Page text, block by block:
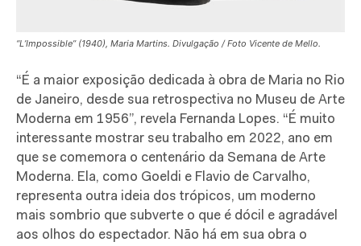
“L’Impossible” (1940), Maria Martins. Divulgação / Foto Vicente de Mello.
“É a maior exposição dedicada à obra de Maria no Rio
de Janeiro, desde sua retrospectiva no Museu de Arte
Moderna em 1956”, revela Fernanda Lopes. “É muito
interessante mostrar seu trabalho em 2022, ano em
que se comemora o centenário da Semana de Arte
Moderna. Ela, como Goeldi e Flavio de Carvalho,
representa outra ideia dos trópicos, um moderno
mais sombrio que subverte o que é dócil e agradável
aos olhos do espectador. Não há em sua obra o